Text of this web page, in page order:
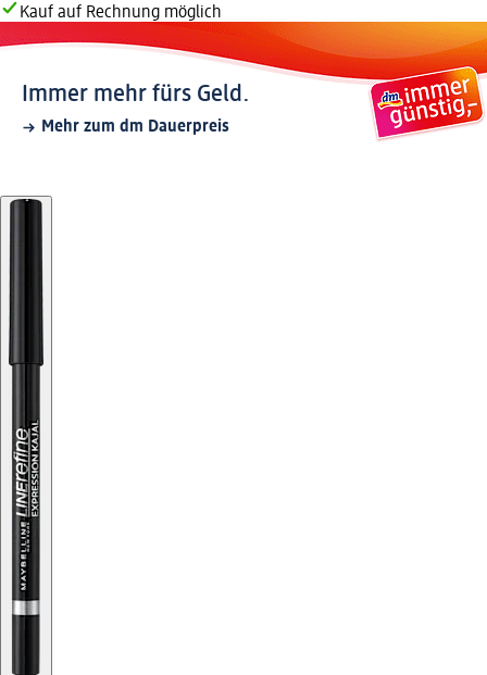
Kauf auf Rechnung möglich
Immer mehr fürs Geld.
Mehr zum dm Dauerpreis